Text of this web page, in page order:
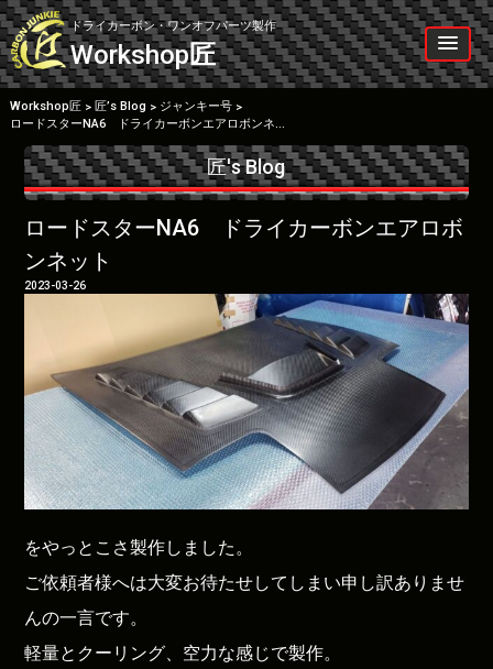
Skip
to
content
ドライカーボン・ワンオフパーツ製作
Workshop匠
Workshop匠> 匠’s Blog > ジャンキー号>
匠's Blog
ロードスターNA6 ドライカーボンエアロボ
ンネット
2023-03-26
をやっとこさ製作しました。
ご依頼者様へは大変お待たせしてしまい申し訳ありませ
んの一言です。
軽量とクーリング、空力な感じで製作。